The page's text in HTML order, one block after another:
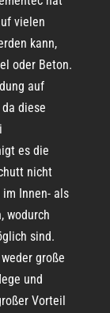
vielen
kann,
oder Beton.
auf
diese
es die
nicht
Innen- als
wodurch
sind.
große
und
Vorteil